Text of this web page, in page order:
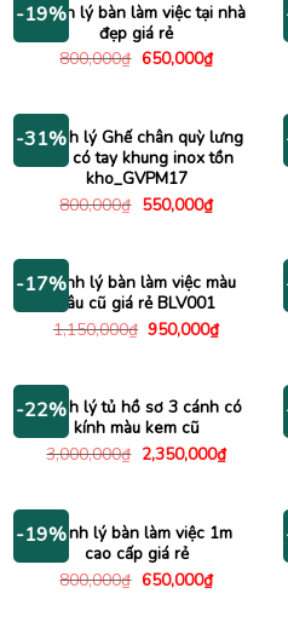
-19%
Thanh lý bàn làm việc tại nhà
đẹp giá rẻ
800,000₫ Giá
650,000₫Giá
hiện
650,000₫.
-31%
Thanh lý Ghế chân quỳ lưng
lưới có tay khung inox tồn
kho_GVPM17
800,000₫ Giá
550,000₫Giá
hiện
550,000₫.
-17%
Thanh lý bàn làm việc màu
nâu cũ giá rẻ BLV001
1,150,000₫ Giá
950,000₫Giá
hiện
-22%
Thanh lý tủ hồ sơ 3 cánh có
kính màu kem cũ
3,000,000₫ Giá
gốc
2,350,000₫Giá
hiện
-19%Thanh lý bàn làm việc 1m
cao cấp giá rẻ
800,000₫ Giá
650,000₫Giá
hiện